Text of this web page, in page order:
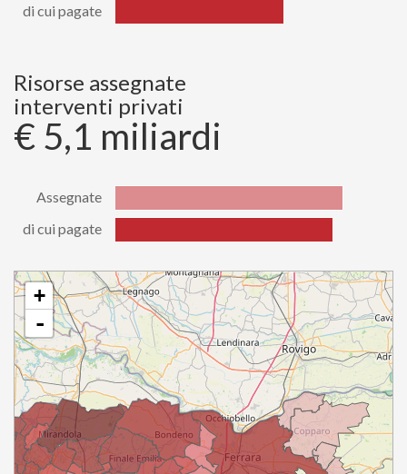
di cui pagate
pagate
784200900.07
Risorse assegnate
interventi privati
€ 5,1 miliardi
Assegnate
di cui pagate
Assegnate5079914198.74
di cui
pagate
4867753790.60
+
-